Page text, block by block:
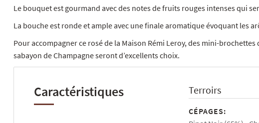
Le bouquet est gourmand avec des notes de fruits rouges intenses qui
La bouche est ronde et ample avec une finale aromatique évoquant les
Pour accompagner ce rosé de la Maison Rémi Leroy, des mini-
sabayon de Champagne seront d’excellents choix.
Caractéristiques Terroirs
CÉPAGES: